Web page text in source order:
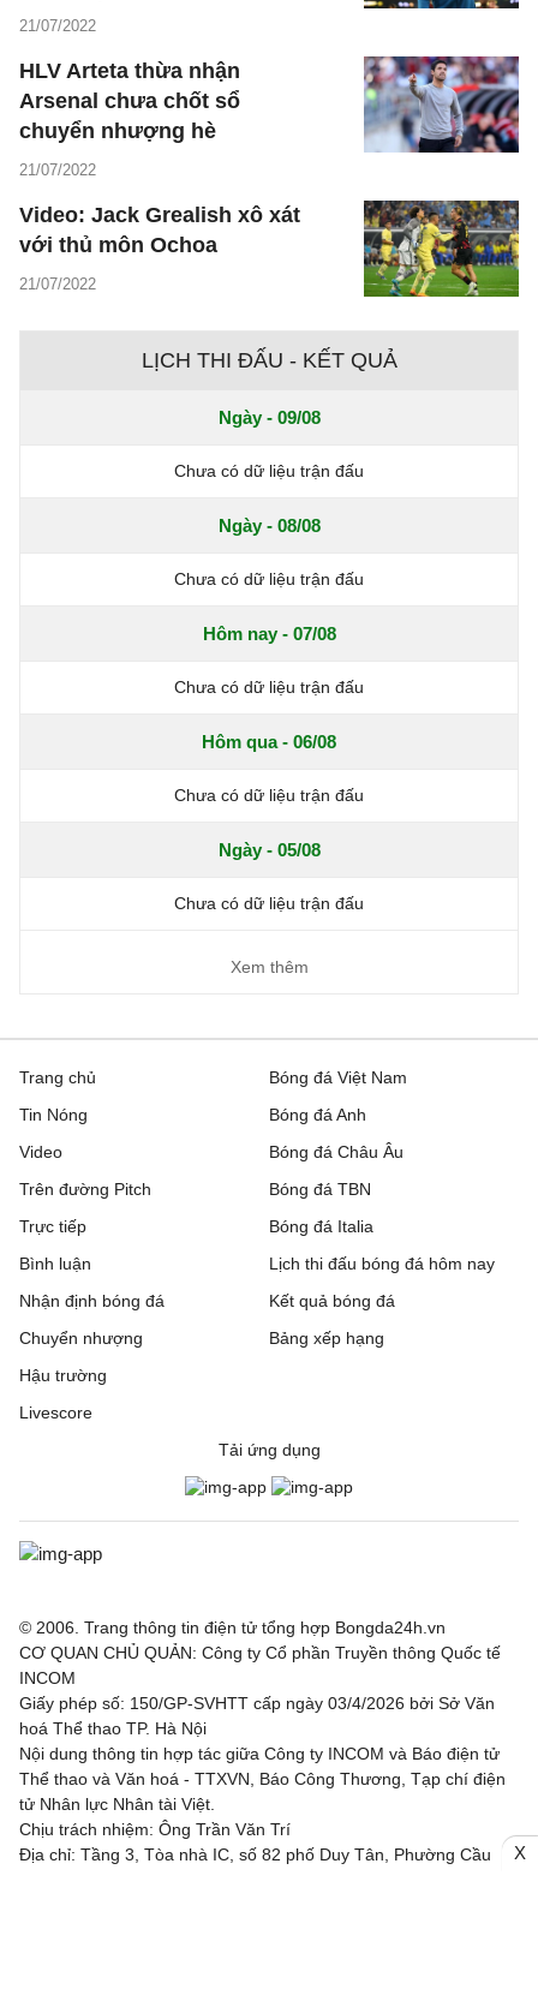
21/07/2022
HLV Arteta thừa nhận
Arsenal chưa chốt sổ
chuyển nhượng hè
21/07/2022
Video: Jack Grealish xô xát
với thủ môn Ochoa
21/07/2022
LỊCH THI ĐẤU - KẾT QUẢ
Ngày - 09/08
Chưa có dữ liệu trận đấu
Ngày - 08/08
Chưa có dữ liệu trận đấu
Hôm nay - 07/08
Chưa có dữ liệu trận đấu
Hôm qua - 06/08
Chưa có dữ liệu trận đấu
Ngày - 05/08
Chưa có dữ liệu trận đấu
Xem thêm
Trang chủ
Tin Nóng
Video
Trên đường Pitch
Trực tiếp
Bóng đá Việt Nam
Bóng đá Anh
Bóng đá Châu Âu
Bóng đá TBN
Bóng đá Italia
Bình luận
Nhận định bóng đá
Chuyển nhượng
Hậu trường
Livescore
Lịch thi đấu bóng đá hôm nay
Kết quả bóng đá
Bảng xếp hạng
Tải ứng dụng
© 2006. Trang thông tin điện tử tổng hợp Bongda24h.vn
CƠ QUAN CHỦ QUẢN: Công ty Cổ phần Truyền thông Quốc tế
INCOM
Giấy phép số: 150/GP-SVHTT cấp ngày 03/4/2026 bởi Sở Văn
hoá Thể thao TP. Hà Nội
Nội dung thông tin hợp tác giữa Công ty INCOM và Báo điện tử
Thể thao và Văn hoá - TTXVN, Báo Công Thương, Tạp chí điện
tử Nhân lực Nhân tài Việt.
Chịu trách nhiệm: Ông Trần Văn Trí
Địa chỉ: Tầng 3, Tòa nhà IC, số 82 phố Duy Tân, Phường Cầu
X